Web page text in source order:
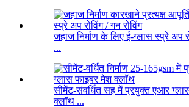
जहाज निर्माण के लिए ई-ग्लास स्प्रे अप
...
सीमेंट-संवर्धित सह में प्रयुक्त एआर
क्लॉथ ...